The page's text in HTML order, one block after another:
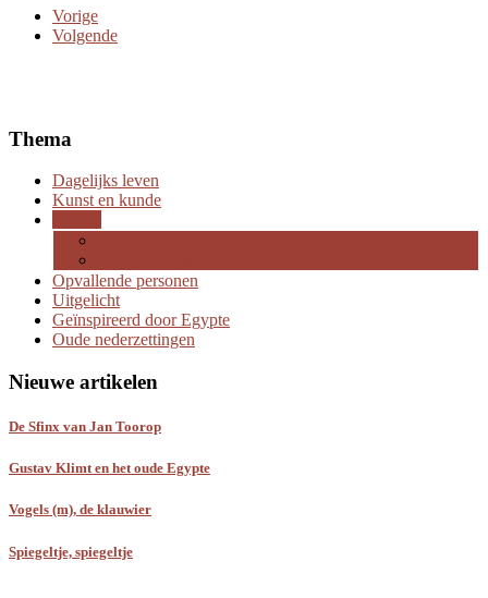
Vorige
Volgende
Thema
Dagelijks leven
Kunst en kunde
Opvallende personen
Uitgelicht
Geïnspireerd door Egypte
Oude nederzettingen
Nieuwe artikelen
De Sfinx van Jan Toorop
Gustav Klimt en het oude Egypte
Vogels (m), de klauwier
Spiegeltje, spiegeltje